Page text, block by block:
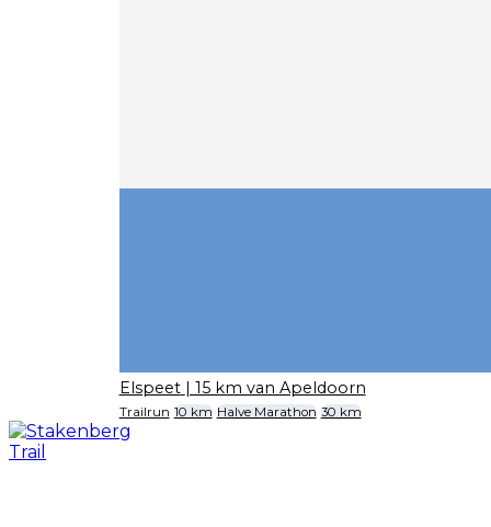
Elspeet | 15 km van Apeldoorn
Trailrun 10 km Halve Marathon 30 km